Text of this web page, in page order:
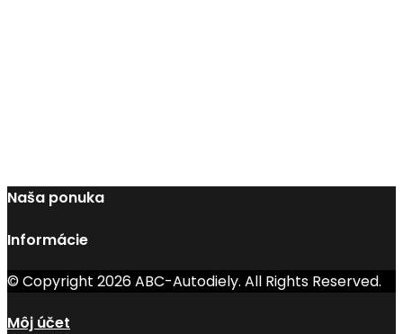
Naša ponuka
Informácie
© Copyright 2026 ABC-Autodiely. All Rights Reserved.
Môj účet